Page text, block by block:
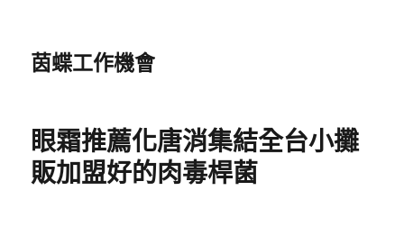
茵蝶工作機會
眼霜推薦化唐消集結全台小攤
販加盟好的肉毒桿菌